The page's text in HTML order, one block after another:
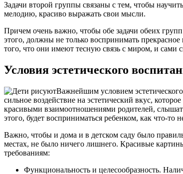
Задачи второй группы связаны с тем, чтобы
мелодию, красиво выражать свои мысли.
Причем очень важно, чтобы обе задачи обеих
этого, должны не только воспринимать
того, что они имеют тесную связь с миром, и сами
Условия эстетического
Важнейшим условием
сильное воздействие на эстетический вкус,
красивыми взаимоотношениями родителей,
этого, будет восприниматься ребенком, как что-то
Важно, чтобы и дома и в детском саду было
местах, не было ничего лишнего. Красивые
требованиям:
Функциональность и целесообразность.